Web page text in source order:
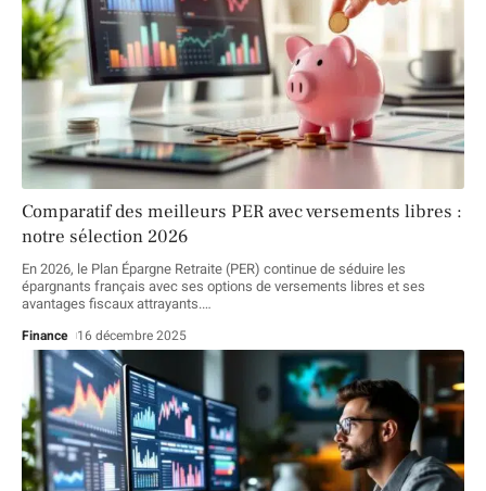
Comparatif des meilleurs PER avec versements libres :
notre sélection 2026
En 2026, le Plan Épargne Retraite (PER) continue de séduire les
épargnants français avec ses options de versements libres et ses
avantages fiscaux attrayants.…
Finance 16 décembre 2025